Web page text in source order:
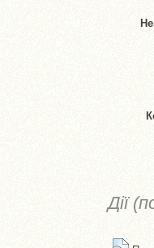
Дії